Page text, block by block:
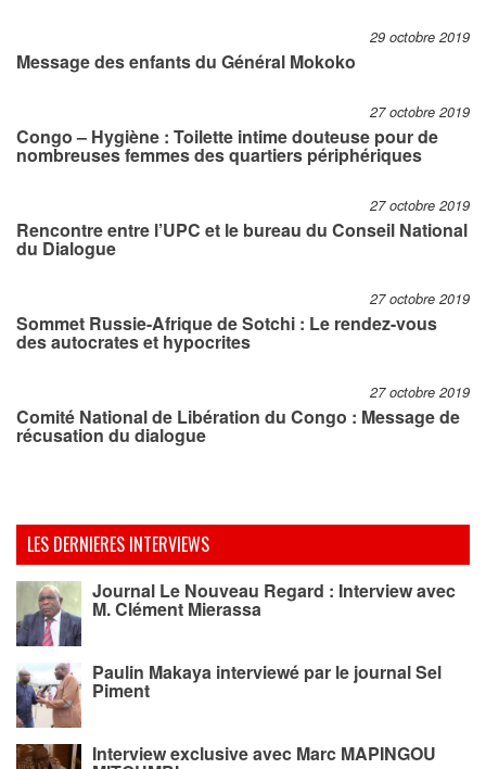
29 octobre 2019
Message des enfants du Général Mokoko
27 octobre 2019
Congo – Hygiène : Toilette intime douteuse pour de
nombreuses femmes des quartiers périphériques
27 octobre 2019
Rencontre entre l’UPC et le bureau du Conseil National
du Dialogue
27 octobre 2019
Sommet Russie-Afrique de Sotchi : Le rendez-vous
des autocrates et hypocrites
27 octobre 2019
Comité National de Libération du Congo : Message de
récusation du dialogue
LES DERNIERES INTERVIEWS
Journal Le Nouveau Regard : Interview avec
M. Clément Mierassa
Paulin Makaya interviewé par le journal Sel
Piment
Interview exclusive avec Marc MAPINGOU